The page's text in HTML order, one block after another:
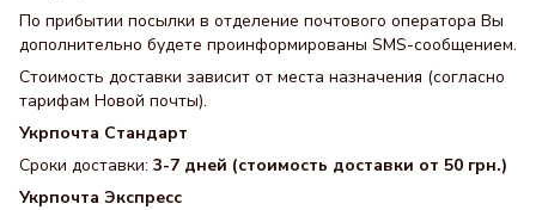
По прибытии посылки в отделение почтового оператора Вы
дополнительно будете проинформированы SMS-сообщением.
Стоимость доставки зависит от места назначения (согласно
тарифам Новой почты).
Укрпочта Стандарт
Сроки доставки: 3-7 дней (стоимость доставки от 50 грн.)
Укрпочта Экспресс